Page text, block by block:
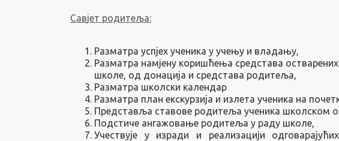
Савјет родитеља:
Разматра успјех ученика у учењу и владању,
Разматра намјену коришћења средстава
школе, од донација и средстава родитеља,
Разматра школски календар
Разматра план екскурзија и излета ученика на
Представља ставове родитеља ученика школском
Подстиче ангажовање родитеља у раду школе,
Учествује у изради и реализацији